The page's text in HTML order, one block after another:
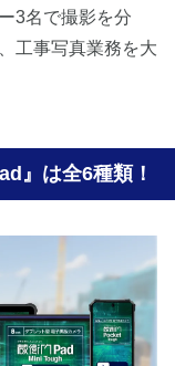
3名で撮影を分
工事写真業務を大
』は全6種類！